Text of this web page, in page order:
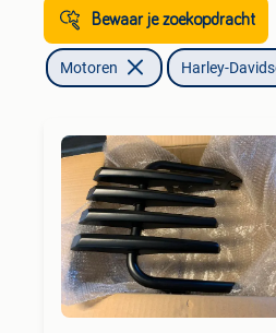
Bewaar je zoekopdracht
Motoren Harley-